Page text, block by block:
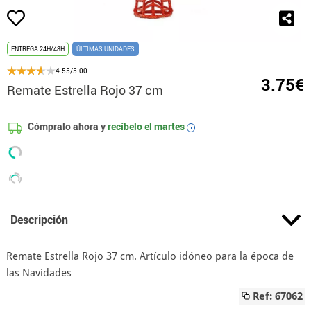
ENTREGA 24H/48H ÚLTIMAS UNIDADES
4.55/5.00
Remate Estrella Rojo 37 cm 3.75€
Cómpralo ahora yrecíbelo el martes i
Descripción
Remate Estrella Rojo 37 cm. Artículo idóneo para la época de
las Navidades
Ref: 67062